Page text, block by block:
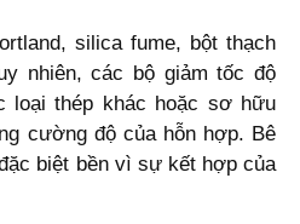
silica fume, bột thạch
nhiên, các bộ giảm tốc độ
loại thép khác hoặc sơ hữu
cường độ của hỗn hợp. Bê
biệt bền vì sự kết hợp của